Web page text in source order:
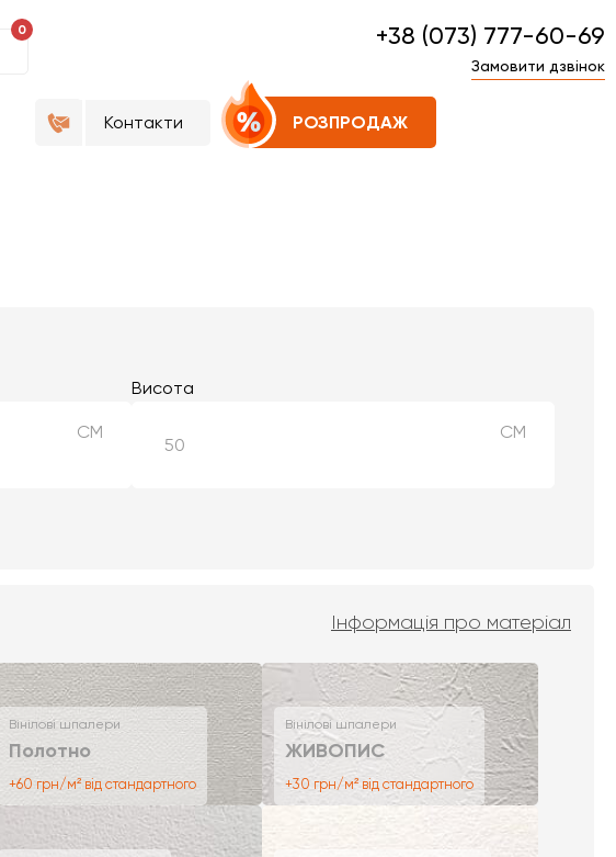
0 +38 (073) 777-60-69
Замовити дзвінок
Контакти РОЗПРОДАЖ
СМ
Висота
СМ
Інформація про матеріал
Вінілові шпалери
Полотно
+60 грн/м² від стандартного
Вінілові шпалери
ЖИВОПИС
+30 грн/м² від стандартного